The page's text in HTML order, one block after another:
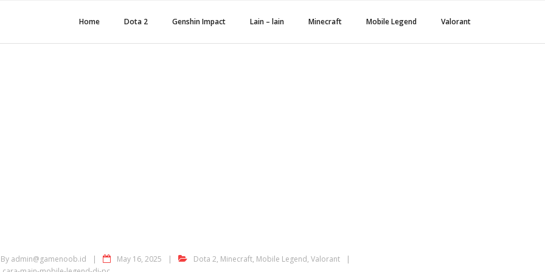
Home Dota 2 Genshin Impact Lain – lain Minecraft Mobile Legend Valorant
By admin@gamenoob.id May 16, 2025 Dota 2, Minecraft, Mobile Legend, Valorant